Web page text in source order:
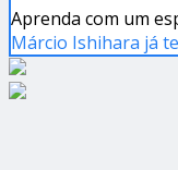
Aprenda com um
Márcio Ishihara já